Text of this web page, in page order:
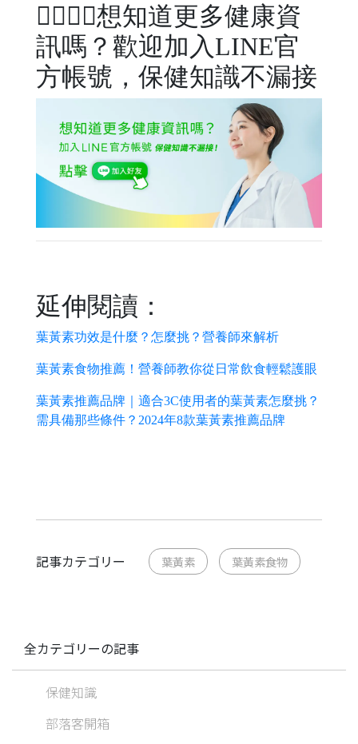
🧑‍⚕️👩‍⚕️想知道更多健康資
訊嗎？歡迎加入LINE官
方帳號，保健知識不漏接
延伸閱讀：
葉黃素功效是什麼？怎麼挑？營養師來解析
葉黃素食物推薦！營養師教你從日常飲食輕鬆護眼
葉黃素推薦品牌｜適合3C使用者的葉黃素怎麼挑？
需具備那些條件？2024年8款葉黃素推薦品牌
記事カテゴリー 葉黃素 葉黃素食物
全カテゴリーの記事
保健知識
部落客開箱